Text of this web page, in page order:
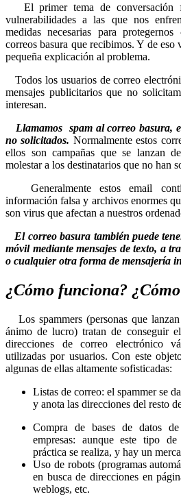
El primer tema de conversación
vulnerabilidades a las que nos
medidas necesarias para
correos basura que recibimos. Y de eso
pequeña explicación al problema.
Todos los usuarios de correo
mensajes publicitarios que no
interesan.
Llamamos spam al correo basura,
no solicitados. Normalmente estos
ellos son campañas que se lanzan
molestar a los destinatarios que no han
Generalmente estos email
información falsa y archivos enormes
son virus que afectan a nuestros
El correo basura también puede
móvil mediante mensajes de texto, a
o cualquier otra forma de mensajería
¿Cómo funciona?
Los spammers (personas que
ánimo de lucro) tratan de conseguir
direcciones de correo electrónico
utilizadas por usuarios. Con este
algunas de ellas altamente sofisticadas:
Listas de correo: el spammer se
y anota las direcciones del resto
Compra de bases de datos
empresas: aunque este tipo
práctica se realiza, y hay un
Uso de robots (programas
en busca de direcciones en
weblogs, etc.